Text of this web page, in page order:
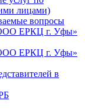
лицами)
вопросы
ЕРКЦ г. Уфы»
ЕРКЦ г. Уфы»
в